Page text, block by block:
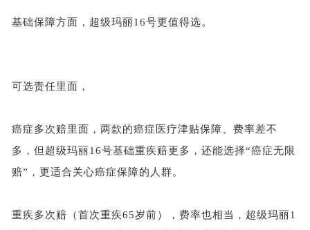
基础保障方面，超级玛丽16号更值得选。
可选责任里面，
癌症多次赔里面，两款的癌症医疗津贴保障、费率差不
多，但超级玛丽16号基础重疾赔更多，还能选择“癌症无限
赔”，更适合关心癌症保障的人群。
重疾多次赔（首次重疾65岁前），费率也相当，超级玛丽1